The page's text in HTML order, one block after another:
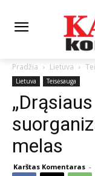
Pradžia Lietuva
Lietuva Teisėsauga
melas
Karštas Komentaras -